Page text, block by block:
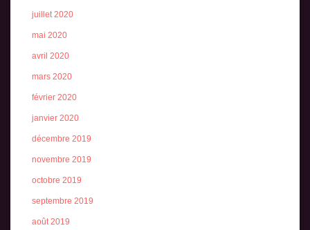
juillet 2020
mai 2020
avril 2020
mars 2020
février 2020
janvier 2020
décembre 2019
novembre 2019
octobre 2019
septembre 2019
août 2019